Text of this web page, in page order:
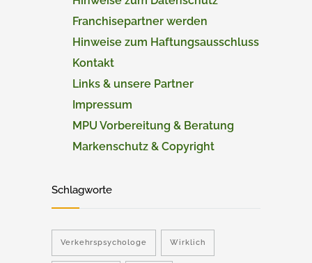
Franchisepartner werden
Hinweise zum Haftungsausschluss
Kontakt
Links & unsere Partner
Impressum
MPU Vorbereitung & Beratung
Markenschutz & Copyright
Schlagworte
Verkehrspsychologe Wirklich